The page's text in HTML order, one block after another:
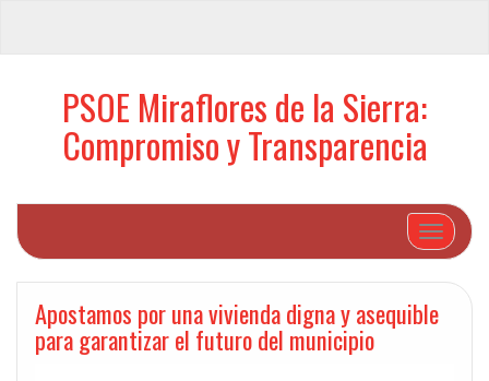
PSOE Miraflores de la Sierra:
Compromiso y Transparencia
Cambiar
Apostamos por una vivienda digna y asequible
para garantizar el futuro del municipio